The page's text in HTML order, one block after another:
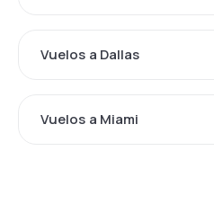
Vuelos a Dallas
Vuelos a Miami